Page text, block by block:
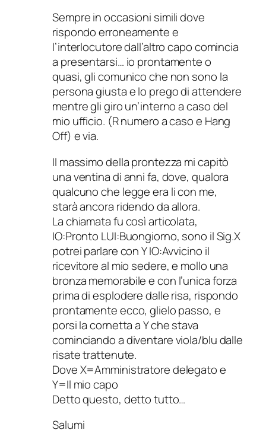
Sempre in occasioni simili dove
rispondo erroneamente e
l’interlocutore dall’altro capo comincia
a presentarsi… io prontamente o
quasi, gli comunico che non sono la
persona giusta e lo prego di attendere
mentre gli giro un’interno a caso del
mio ufficio. (R numero a caso e Hang
Off) e via.
Il massimo della prontezza mi capitò
una ventina di anni fa, dove, qualora
qualcuno che legge era li con me,
starà ancora ridendo da allora.
La chiamata fu così articolata,
IO:Pronto LUI:Buongiorno, sono il Sig.X
potrei parlare con Y IO:Avvicino il
ricevitore al mio sedere, e mollo una
bronza memorabile e con l’unica forza
prima di esplodere dalle risa, rispondo
prontamente ecco, glielo passo, e
porsi la cornetta a Y che stava
cominciando a diventare viola/blu dalle
risate trattenute.
Dove X=Amministratore delegato e
Y=Il mio capo
Detto questo, detto tutto…
Salumi